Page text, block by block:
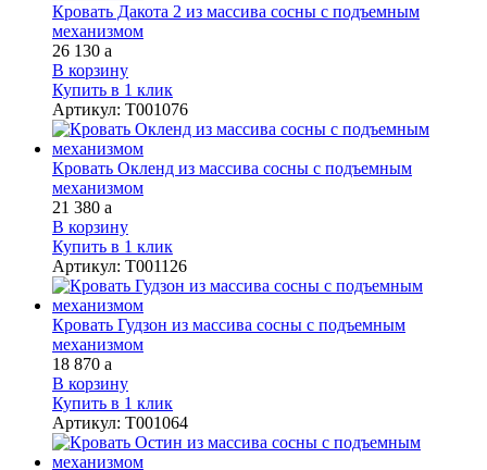
Кровать Дакота 2 из массива сосны с подъемным
механизмом
26 130 a
В корзину
Купить в 1 клик
Артикул: Т001076
Кровать Окленд из массива сосны с подъемным
механизмом
21 380 a
В корзину
Купить в 1 клик
Артикул: Т001126
Кровать Гудзон из массива сосны с подъемным
механизмом
18 870 a
В корзину
Купить в 1 клик
Артикул: Т001064